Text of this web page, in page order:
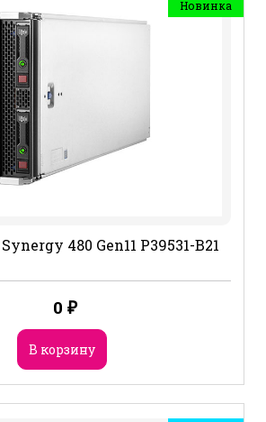
Новинка
480 Gen11 P39531-B21
0 ₽
В корзину